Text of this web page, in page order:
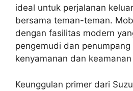
ideal untuk perjalanan
bersama teman-teman.
dengan fasilitas modern
pengemudi dan penumpang
kenyamanan dan
Keunggulan primer dari